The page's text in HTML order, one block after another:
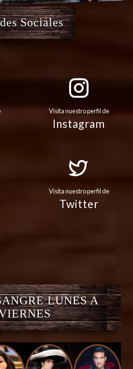
Sociales
Visita nuestro perfil de
Instagram
Visita nuestro perfil de
Twitter
LUNES A